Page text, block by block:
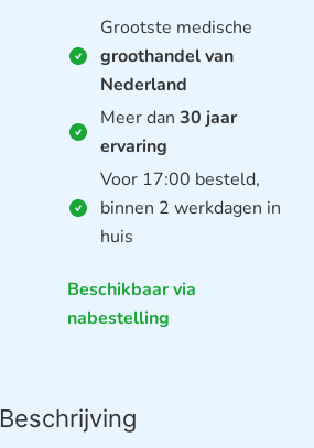
Grootste medische
groothandel van
Nederland
Meer dan 30 jaar
ervaring
Voor 17:00 besteld,
binnen 2 werkdagen in
huis
Beschikbaar via
nabestelling
Beschrijving